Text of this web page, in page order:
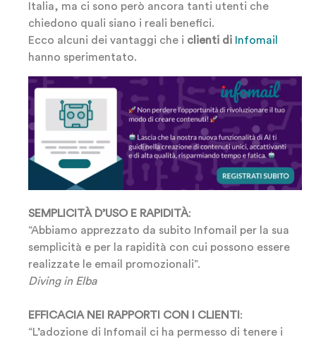
Italia, ma ci sono però ancora tanti utenti che
chiedono quali siano i reali benefici.
Ecco alcuni dei vantaggi che i clienti di Infomail
hanno sperimentato.
SEMPLICITÀ D’USO E RAPIDITÀ:
“Abbiamo apprezzato da subito Infomail per la sua
semplicità e per la rapidità con cui possono essere
realizzate le email promozionali”.
Diving in Elba
EFFICACIA NEI RAPPORTI CON I CLIENTI :
“L’adozione di Infomail ci ha permesso di tenere i